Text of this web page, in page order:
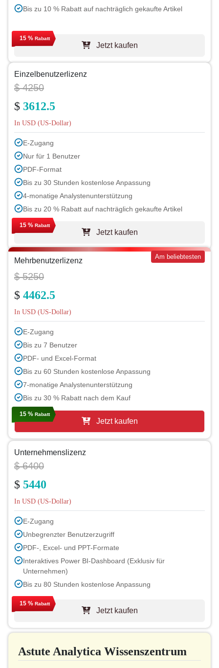
Bis zu 10 % Rabatt auf nachträglich gekaufte Artikel
15 % Rabatt
Jetzt kaufen
Einzelbenutzerlizenz
$ 4250
$ 3612.5
In USD (US-Dollar)
E-Zugang
Nur für 1 Benutzer
PDF-Format
Bis zu 30 Stunden kostenlose Anpassung
4-monatige Analystenunterstützung
Bis zu 20 % Rabatt auf nachträglich gekaufte Artikel
15 % Rabatt
Jetzt kaufen
Mehrbenutzerlizenz Am beliebtesten
$ 5250
$ 4462.5
In USD (US-Dollar)
E-Zugang
Bis zu 7 Benutzer
PDF- und Excel-Format
Bis zu 60 Stunden kostenlose Anpassung
7-monatige Analystenunterstützung
Bis zu 30 % Rabatt nach dem Kauf
15 % Rabatt
Jetzt kaufen
Unternehmenslizenz
$ 6400
$ 5440
In USD (US-Dollar)
E-Zugang
Unbegrenzter Benutzerzugriff
PDF-, Excel- und PPT-Formate
Interaktives Power BI-Dashboard (Exklusiv für
Unternehmen)
Bis zu 80 Stunden kostenlose Anpassung
1 Jahr Analystenbetreuung
Kostenloses Berichtsupdate im nächsten Zyklus
Druckerlaubnis
15 % Rabatt
Jetzt kaufen
Astute Analytica Wissenszentrum